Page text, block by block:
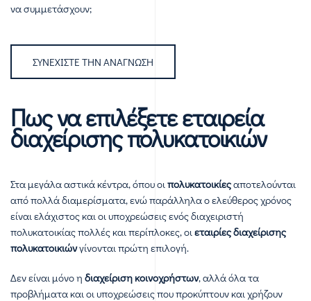
να συμμετάσχουν;
ΣΥΝΕΧΊΣΤΕ ΤΗΝ ΑΝΆΓΝΩΣΗ
Πως να επιλέξετε εταιρεία
διαχείρισης πολυκατοικιών
Στα μεγάλα αστικά κέντρα, όπου οιπολυκατοικίεςαποτελούνται
από πολλά διαμερίσματα, ενώ παράλληλα ο ελεύθερος χρόνος
είναι ελάχιστος και οι υποχρεώσεις ενός διαχειριστή
πολυκατοικίας πολλές και περίπλοκες, οιεταιρίες διαχείρισης
πολυκατοικιώνγίνονται πρώτη επιλογή.
Δεν είναι μόνο η διαχείριση κοινοχρήστων, αλλά όλα τα
προβλήματα και οι υποχρεώσεις που προκύπτουν και χρήζουν